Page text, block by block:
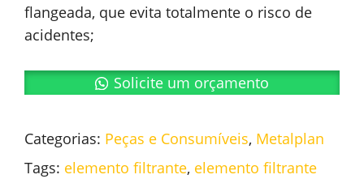
flangeada, que evita totalmente o risco de
acidentes;
Solicite um orçamento
Categorias: Peças e Consumíveis, Metalplan
Tags: elemento filtrante, elemento filtrante